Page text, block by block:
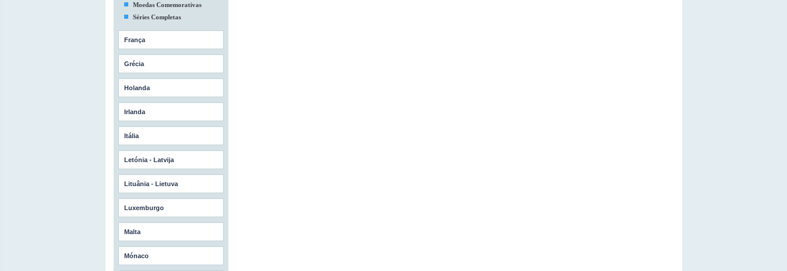
Moedas Comemorativas
Séries Completas
França
Grécia
Holanda
Irlanda
Itália
Letónia - Latvija
Lituânia - Lietuva
Luxemburgo
Malta
Mónaco